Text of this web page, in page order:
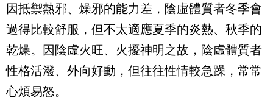
因抵禦熱邪、燥邪的能力差，陰虛體質者冬季會
過得比較舒服，但不太適應夏季的炎熱、秋季的
乾燥。因陰虛火旺、火擾神明之故，陰虛體質者
性格活潑、外向好動，但往往性情較急躁，常常
心煩易怒。